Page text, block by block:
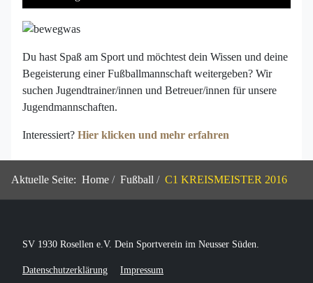
Du hast Spaß am Sport und möchtest dein Wissen und deine
Begeisterung einer Fußballmannschaft weitergeben? Wir
suchen Jugendtrainer/innen und Betreuer/innen für unsere
Jugendmannschaften.
Interessiert? Hier klicken und mehr erfahren
Aktuelle Seite: Home Fußball C1 KREISMEISTER 2016
SV 1930 Rosellen e.V. Dein Sportverein im Neusser Süden.
Datenschutzerklärung Impressum